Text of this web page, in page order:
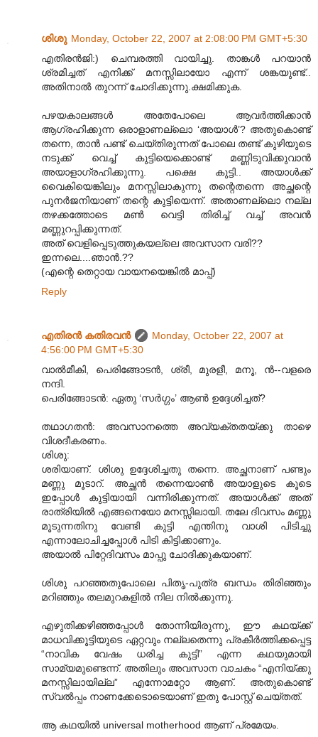
ശിശു Monday, October 22, 2007 at 2:08:00 PM GMT+5:30
എതിരന്‍‌ജി:) ചെമ്പരത്തി വായിച്ചു. താങ്കള്‍ പറയാന്‍
ശ്രമിച്ചത് എനിക്ക് മനസ്സിലായോ എന്ന് ശങ്കയുണ്ട്..
അതിനാല്‍ തുറന്ന് ചോദിക്കുന്നു.ക്ഷമിക്കുക.
പഴയകാലങ്ങള്‍ അതേപോലെ ആവര്‍ത്തിക്കാന്‍
ആഗ്രഹിക്കുന്ന ഒരാളാണല്ലൊ ‘അയാള്‍’? അതുകൊണ്ട്
തന്നെ, താന്‍ പണ്ട് ചെയ്തിരുന്നത് പോലെ തണ്ട് കുഴിയുടെ
നടുക്ക് വെച്ച് കുട്ടിയെക്കൊണ്ട് മണ്ണിടുവിക്കുവാന്‍
അയാളാഗ്രഹിക്കുന്നു. പക്ഷെ കുട്ടി.. അയാള്‍ക്ക്
വൈകിയെങ്കിലും മനസ്സിലാകുന്നു തന്റെതന്നെ അച്ഛന്റെ
പുനര്‍ജനിയാണ് തന്റെ കുട്ടിയെന്ന്. അതാണല്ലൊ നല്ല
തഴക്കത്തോടെ മണ്‍ വെട്ടി തിരിച്ച് വച്ച് അവന്‍
മണ്ണുറപ്പിക്കുന്നത്.
അത് വെളിപ്പെടുത്തുകയല്ലെ അവസാന വരി??
ഇന്നലെ....ഞാന്‍.??
(എന്റെ തെറ്റായ വായനയെങ്കില്‍ മാപ്പ്)
Reply
എതിരന്‍ കതിരവന്‍
Monday, October 22, 2007 at
4:56:00 PM GMT+5:30
വാല്‍മീകി, പെരിങ്ങോടന്‍, ശ്രീ, മുരളീ, മനൂ, ന്‍--വളരെ
നന്ദി.
പെരിങ്ങോടന്‍: ഏതു ‘സര്‍ഗ്ഗം’ ആണ്‍ ഉദ്ദേശിച്ചത്?
തഥാഗതന്‍: അവസാനത്തെ അവ്യക്തതയ്ക്കു താഴെ
വിശദീകരണം.
ശിശു:
ശരിയാണ്. ശിശു ഉദ്ദേശിച്ചതു തന്നെ. അച്ഛനാണ് പണ്ടും
മണ്ണു മൂടാറ്. അച്ഛന്‍ തന്നെയാണ്‍ അയാളുടെ കൂടെ
ഇപ്പോള്‍ കുട്ടിയായി വന്നിരിക്കുന്നത്. അയാള്‍ക്ക് അത്
രാത്രിയില്‍ എങ്ങനെയോ മനസ്സിലായി. തലേ ദിവസം മണ്ണു
മൂടുന്നതിനു വേണ്ടി കുട്ടി എന്തിനു വാശി പിടിച്ചു
എന്നാലോചിച്ചപ്പോള്‍ പിടി കിട്ടിക്കാണും.
അയാല്‍ പിറ്റേദിവസം മാപ്പു ചോദിക്കുകയാണ്.
ശിശു പറഞ്ഞതുപോലെ പിതൃ-പുത്ര ബന്ധം തിരിഞ്ഞും
മറിഞ്ഞും തലമുറകളില്‍ നില നില്‍ക്കുന്നു.
എഴുതിക്കഴിഞ്ഞപ്പോള്‍ തോന്നിയിരുന്നു, ഈ കഥയ്ക്ക്
മാധവിക്കൂട്ടിയുടെ ഏറ്റവും നല്ലതെന്നു പ്രകീര്‍ത്തിക്കപ്പെട്ട
“നാവിക വേഷം ധരിച്ച കുട്ടി” എന്ന കഥയുമായി
സാമ്യമുണ്ടെന്ന്. അതിലും അവസാന വാചകം “എനിയ്ക്കു
മനസ്സിലായില്ല” എന്നോമറ്റോ ആണ്. അതുകൊണ്ട്
സ്വല്‍പ്പം നാണക്കേടൊടെയാണ് ഇതു പോസ്റ്റ് ചെയ്തത്.
ആ കഥയില്‍ universal motherhood ആണ് പ്രമേയം.